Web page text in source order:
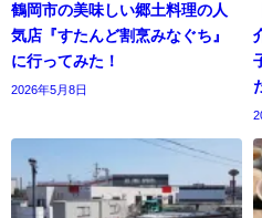
鶴岡市の美味しい郷土料理の人
気店『すたんど割烹みなぐち』
に行ってみた！
2026年5月8日